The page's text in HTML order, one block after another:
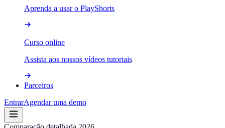
Aprenda a usar o PlayShorts
Curso online
Assista aos nossos vídeos tutoriais
Parceiros
EntrarAgendar uma demo